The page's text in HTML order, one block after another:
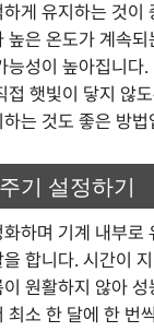
게 유지하는 것이
높은 온도가 계속
능성이 높아집니다
접 햇빛이 닿지 않
는 것도 좋은 방법
기 설정하기
하며 기계 내부로
합니다. 시간이
원활하지 않아
최소 한 달에 한 번